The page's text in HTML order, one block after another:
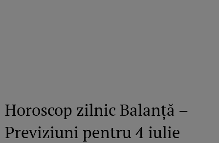
Horoscop zilnic Balanță –
Previziuni pentru 4 iulie